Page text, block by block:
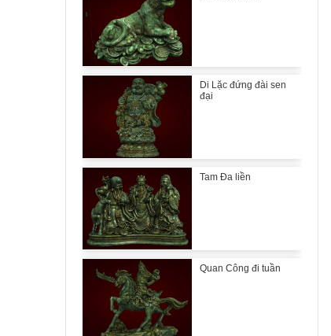
Di Lặc đứng đài sen
đại
Tam Đa liền
Quan Công đi tuần